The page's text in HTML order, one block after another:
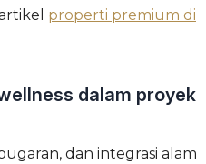
properti premium di
dalam proyek
dan integrasi alam